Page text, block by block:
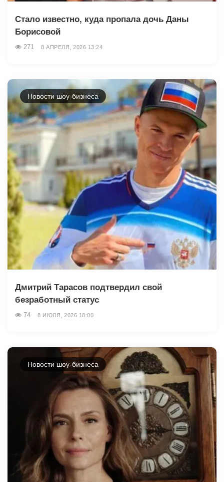
Стало известно, куда пропала дочь Даны
Борисовой
271 8 АПРЕЛЯ, 2026 13:24
Новости шоу-бизнеса
Дмитрий Тарасов подтвердил свой
безработный статус
74 8 ИЮЛЯ, 2026 18:00
Новости шоу-бизнеса